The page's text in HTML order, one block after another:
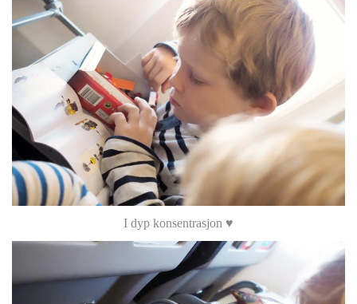
I dyp konsentrasjon ♥